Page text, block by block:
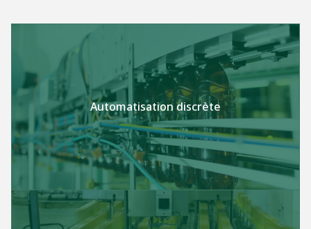
Automatisation discrète